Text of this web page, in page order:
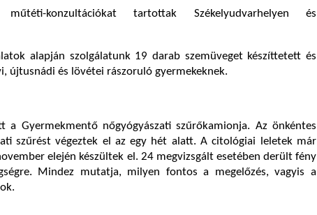
műtéti-konzultációkat tartottak Székelyudvarhelyen és
alapján szolgálatunk 19 darab szemüveget készíttetett és
újtusnádi és lövétei rászoruló gyermekeknek.
a Gyermekmentő nőgyógyászati szűrőkamionja. Az önkéntes
szűrést végeztek el az egy hét alatt. A citológiai leletek már
elején készültek el. 24 megvizsgált esetében derült fény
Mindez mutatja, milyen fontos a megelőzés, vagyis a